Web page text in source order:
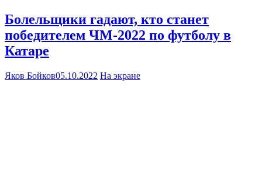
Болельщики гадают, кто станет
победителем ЧМ-2022 по футболу в
Катаре
Яков Бойков05.10.2022 На экране